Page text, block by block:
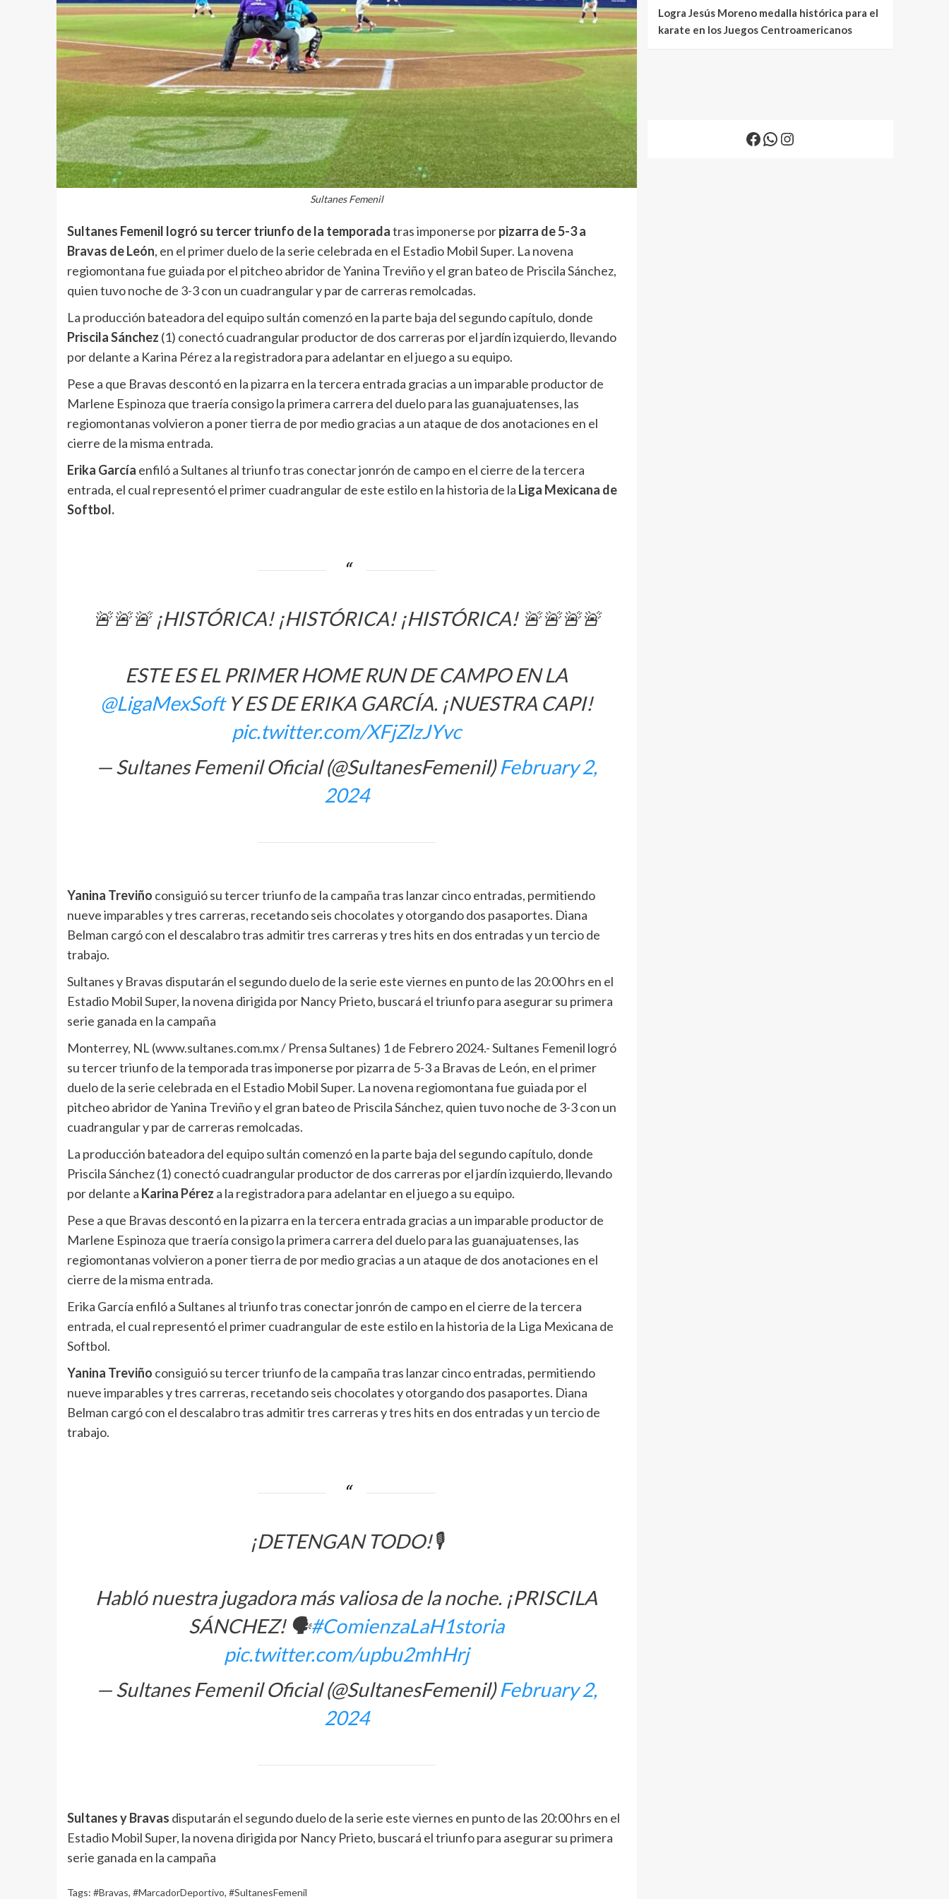
Sultanes Femenil
Sultanes Femenil logró su tercer triunfo de la temporadatras imponerse porpizarra de 5-3 a
Bravas de León, en el primer duelo de la serie celebrada en el Estadio Mobil Super. La novena
regiomontana fue guiada por el pitcheo abridor de Yanina Treviño y el gran bateo de Priscila Sánchez,
quien tuvo noche de 3-3 con un cuadrangular y par de carreras remolcadas.
La producción bateadora del equipo sultán comenzó en la parte baja del segundo capítulo, donde
Priscila Sánchez (1) conectó cuadrangular productor de dos carreras por el jardín izquierdo, llevando
por delante a Karina Pérez a la registradora para adelantar en el juego a su equipo.
Pese a que Bravas descontó en la pizarra en la tercera entrada gracias a un imparable productor de
Marlene Espinoza que traería consigo la primera carrera del duelo para las guanajuatenses, las
regiomontanas volvieron a poner tierra de por medio gracias a un ataque de dos anotaciones en el
cierre de la misma entrada.
Erika García enfiló a Sultanes al triunfo tras conectar jonrón de campo en el cierre de la tercera
entrada, el cual representó el primer cuadrangular de este estilo en la historia de la Liga Mexicana de
Softbol.
🚨🚨🚨 ¡HISTÓRICA! ¡HISTÓRICA! ¡HISTÓRICA! 🚨🚨🚨🚨
ESTE ES EL PRIMER HOME RUN DE CAMPO EN LA
@LigaMexSoftY ES DE ERIKA GARCÍA. ¡NUESTRA CAPI!
pic.twitter.com/XFjZlzJYvc
— Sultanes Femenil Oficial (@SultanesFemenil)February 2,
2024
Yanina Treviño consiguió su tercer triunfo de la campaña tras lanzar cinco entradas, permitiendo
nueve imparables y tres carreras, recetando seis chocolates y otorgando dos pasaportes. Diana
Belman cargó con el descalabro tras admitir tres carreras y tres hits en dos entradas y un tercio de
trabajo.
Sultanes y Bravas disputarán el segundo duelo de la serie este viernes en punto de las 20:00 hrs en el
Estadio Mobil Super, la novena dirigida por Nancy Prieto, buscará el triunfo para asegurar su primera
serie ganada en la campaña
Monterrey, NL (www.sultanes.com.mx / Prensa Sultanes) 1 de Febrero 2024.- Sultanes Femenil logró
su tercer triunfo de la temporada tras imponerse por pizarra de 5-3 a Bravas de León, en el primer
duelo de la serie celebrada en el Estadio Mobil Super. La novena regiomontana fue guiada por el
pitcheo abridor de Yanina Treviño y el gran bateo de Priscila Sánchez, quien tuvo noche de 3-3 con un
cuadrangular y par de carreras remolcadas.
La producción bateadora del equipo sultán comenzó en la parte baja del segundo capítulo, donde
Priscila Sánchez (1) conectó cuadrangular productor de dos carreras por el jardín izquierdo, llevando
por delante a Karina Pérez a la registradora para adelantar en el juego a su equipo.
Pese a que Bravas descontó en la pizarra en la tercera entrada gracias a un imparable productor de
Marlene Espinoza que traería consigo la primera carrera del duelo para las guanajuatenses, las
regiomontanas volvieron a poner tierra de por medio gracias a un ataque de dos anotaciones en el
cierre de la misma entrada.
Erika García enfiló a Sultanes al triunfo tras conectar jonrón de campo en el cierre de la tercera
entrada, el cual representó el primer cuadrangular de este estilo en la historia de la Liga Mexicana de
Softbol.
Yanina Treviño consiguió su tercer triunfo de la campaña tras lanzar cinco entradas, permitiendo
nueve imparables y tres carreras, recetando seis chocolates y otorgando dos pasaportes. Diana
Belman cargó con el descalabro tras admitir tres carreras y tres hits en dos entradas y un tercio de
trabajo.
¡DETENGAN TODO!🎙️
Habló nuestra jugadora más valiosa de la noche. ¡PRISCILA
SÁNCHEZ! 🗣️#ComienzaLaH1storia
pic.twitter.com/upbu2mhHrj
— Sultanes Femenil Oficial (@SultanesFemenil)February 2,
2024
Sultanes y Bravas disputarán el segundo duelo de la serie este viernes en punto de las 20:00 hrs en el
Estadio Mobil Super, la novena dirigida por Nancy Prieto, buscará el triunfo para asegurar su primera
serie ganada en la campaña
Tags: #Bravas, #MarcadorDeportivo, #SultanesFemenil
Logra Jesús Moreno medalla histórica para el
karate en los Juegos Centroamericanos
Facebook
WhatsApp
Instagram